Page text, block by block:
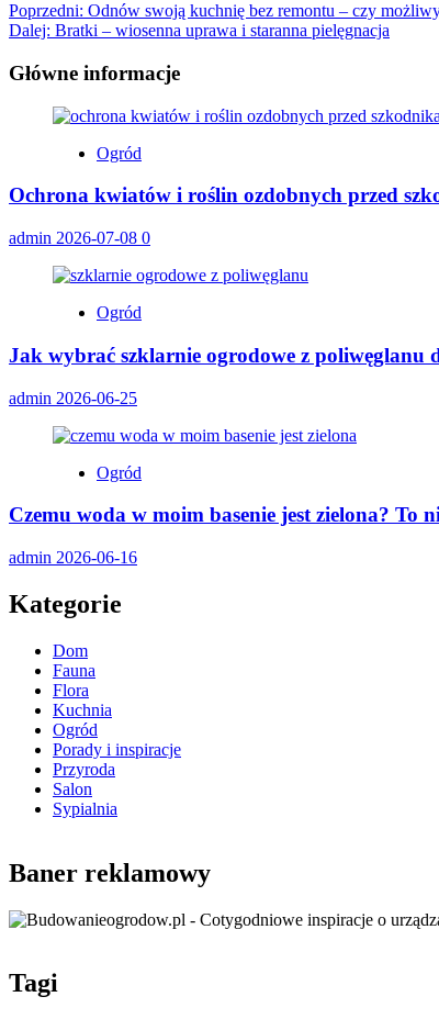
Poprzedni: Odnów swoją kuchnię bez remontu – czy
Dalej: Bratki – wiosenna uprawa i staranna pielęgnacja
Główne informacje
Ogród
Ochrona kwiatów i roślin ozdobnych przed
admin 2026-07-08 0
Ogród
Jak wybrać szklarnie ogrodowe z poliwęglanu
admin 2026-06-25
Ogród
Czemu woda w moim basenie jest zielona? To
admin 2026-06-16
Kategorie
Dom
Fauna
Flora
Kuchnia
Ogród
Porady i inspiracje
Przyroda
Salon
Sypialnia
Baner reklamowy
Tagi